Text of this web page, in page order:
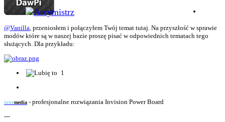
@Vanilla , przeniosłem i połączyłem Twój temat tutaj. Na przyszłość w sprawie
modów które są w naszej bazie proszę pisać w odpowiednich tematach tego
służących. Dla przykładu:
1
intermedia - profesjonalne rozwiązania Invision Power Board
---